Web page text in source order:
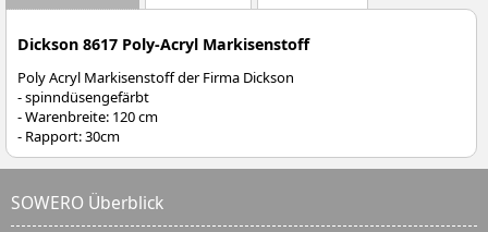
Dickson 8617 Poly-Acryl Markisenstoff
Poly Acryl Markisenstoff der Firma Dickson
- spinndüsengefärbt
- Warenbreite: 120 cm
- Rapport: 30cm
SOWERO Überblick